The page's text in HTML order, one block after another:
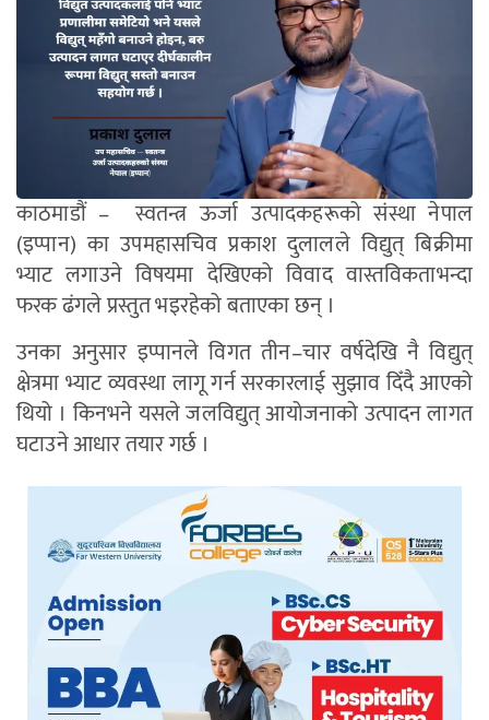
काठमाडौं – स्वतन्त्र ऊर्जा उत्पादकहरूको संस्था नेपाल
(इप्पान) का उपमहासचिव प्रकाश दुलालले विद्युत् बिक्रीमा
भ्याट लगाउने विषयमा देखिएको विवाद वास्तविकताभन्दा
फरक ढंगले प्रस्तुत भइरहेको बताएका छन् ।
उनका अनुसार इप्पानले विगत तीन–चार वर्षदेखि नै विद्युत्
क्षेत्रमा भ्याट व्यवस्था लागू गर्न सरकारलाई सुझाव दिँदै आएको
थियो । किनभने यसले जलविद्युत् आयोजनाको उत्पादन लागत
घटाउने आधार तयार गर्छ ।